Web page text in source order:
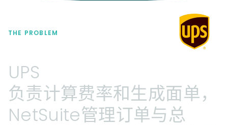
THE PROBLEM
UPS
负责计算费率和生成面单，
NetSuite管理订单与总